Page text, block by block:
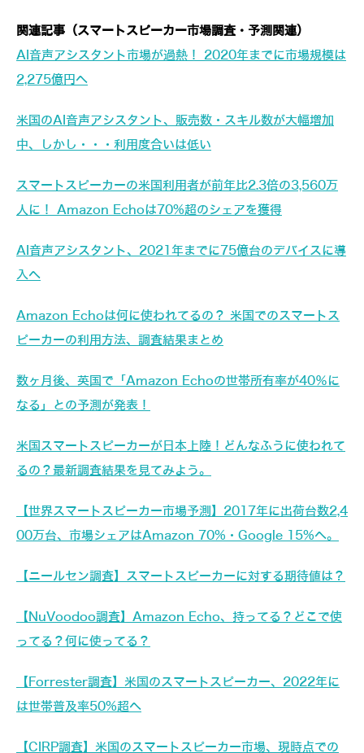
関連記事（スマートスピーカー市場調査・予測関連）
AI音声アシスタント市場が過熱！ 2020年までに市場規模は
2,275億円へ
米国のAI音声アシスタント、販売数・スキル数が大幅増加
中、しかし・・・利用度合いは低い
スマートスピーカーの米国利用者が前年比2.3倍の3,560万
人に！ Amazon Echoは70%超のシェアを獲得
AI音声アシスタント、2021年までに75億台のデバイスに導
入へ
Amazon Echoは何に使われてるの？ 米国でのスマートス
ピーカーの利用方法、調査結果まとめ
数ヶ月後、英国で「Amazon Echoの世帯所有率が40％に
なる」との予測が発表！
米国スマートスピーカーが日本上陸！どんなふうに使われて
るの？最新調査結果を見てみよう。
【世界スマートスピーカー市場予測】2017年に出荷台数2,4
00万台、市場シェアはAmazon 70%・Google 15%へ。
【ニールセン調査】スマートスピーカーに対する期待値は？
【NuVoodoo調査】Amazon Echo、持ってる？どこで使
ってる？何に使ってる？
【Forrester調査】米国のスマートスピーカー、2022年に
は世帯普及率50%超へ
【CIRP調査】米国のスマートスピーカー市場、現時点での